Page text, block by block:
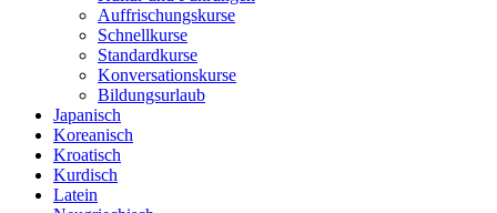
Auffrischungskurse
Schnellkurse
Standardkurse
Konversationskurse
Bildungsurlaub
Japanisch
Koreanisch
Kroatisch
Kurdisch
Latein